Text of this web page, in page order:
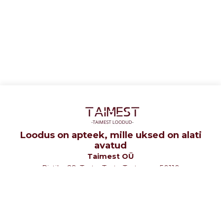
Loodus on apteek, mille uksed on alati
avatud
Taimest OÜ
Ristiku 29, Tartu, Tartu Tartumaa 50110